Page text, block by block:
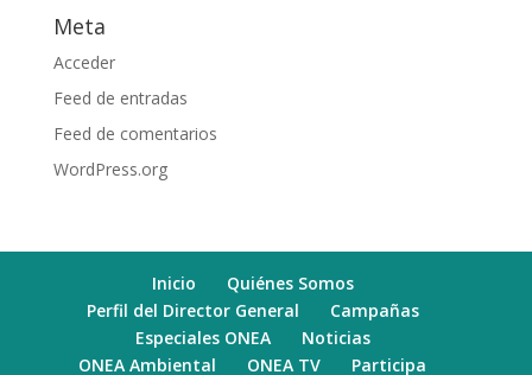
Meta
Acceder
Feed de entradas
Feed de comentarios
WordPress.org
Inicio
Quiénes Somos
Perfil del Director General
Campañas
Especiales ONEA
Noticias
ONEA Ambiental
ONEA TV Participa